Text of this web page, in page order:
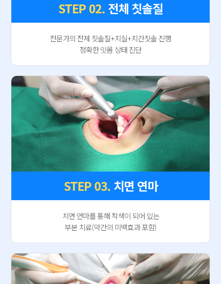
STEP 02. 전체 칫솔질
전문가의 전체 칫솔질+치실+치간칫솔 진행
정확한 잇몸 상태 진단
STEP 03. 치면 연마
치면 연마를 통해 착색이 되어 있는
부분 치료(약간의 미백효과 포함)